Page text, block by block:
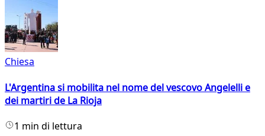
Chiesa
L'Argentina si mobilita nel nome del vescovo Angelelli e
dei martiri de La Rioja
1 min di lettura